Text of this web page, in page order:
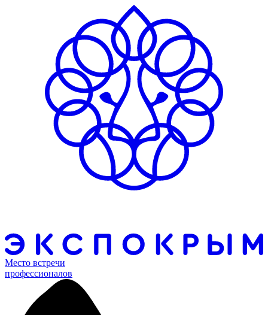
Место встречи
профессионалов